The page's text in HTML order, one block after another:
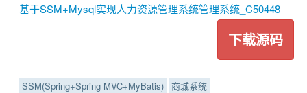
基于SSM+Mysql实现人力资源管理系统管理系统_C50448
下载源码
SSM(Spring+Spring MVC+MyBatis) 商城系统